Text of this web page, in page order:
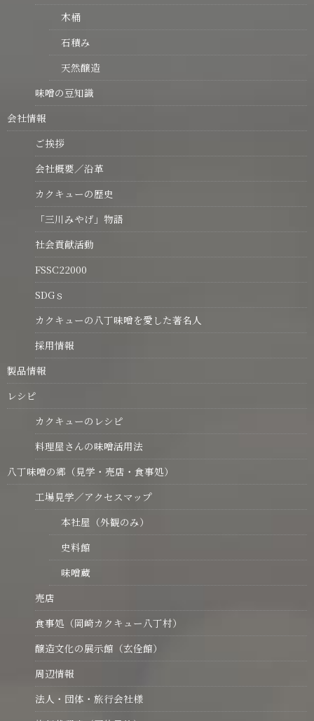
木桶
石積み
天然醸造
味噌の豆知識
会社情報
ご挨拶
会社概要／沿革
カクキューの歴史
「三川みやげ」物語
社会貢献活動
FSSC22000
SDGｓ
カクキューの八丁味噌を愛した著名人
採用情報
製品情報
レシピ
カクキューのレシピ
料理屋さんの味噌活用法
八丁味噌の郷（見学・売店・食事処）
工場見学／アクセスマップ
本社屋（外観のみ）
史料館
味噌蔵
売店
食事処（岡崎カクキュー八丁村）
醸造文化の展示館（玄佺館）
周辺情報
法人・団体・旅行会社様